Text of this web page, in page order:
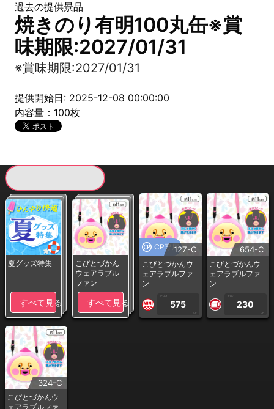
過去の提供景品
焼きのり有明100丸缶※賞
味期限:2027/01/31
※賞味期限:2027/01/31
提供開始日: 2025-12-08 00:00:00
内容量：100枚
夏グッズ特集
すべて見る
こびとづかん
ウェアラブル
ファン
すべて見る
CP専用127-C
こびとづかんウ
ェアラブルファ
ン
1PLAY
575
CP
654-C
こびとづかんウ
ェアラブルファ
ン
1PLAY
230
CP
324-C
こびとづかんウ
ェアラブルファ